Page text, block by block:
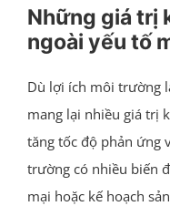
Những giá trị
ngoài yếu tố
Dù lợi ích môi trường
mang lại nhiều giá trị
tăng tốc độ phản ứng
trường có nhiều biến
mại hoặc kế hoạch